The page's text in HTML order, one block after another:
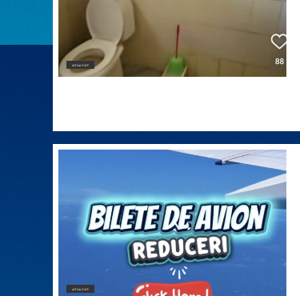
ACTUALITATE
ACTUALITATE